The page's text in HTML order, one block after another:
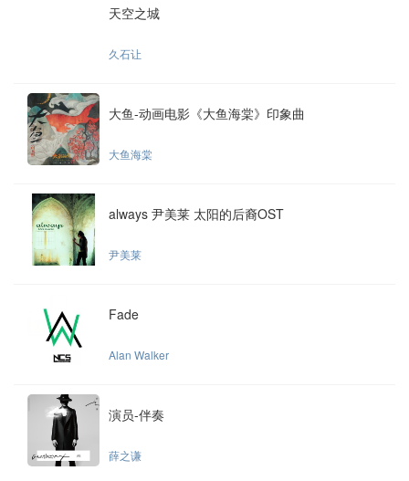
天空之城
久石让
大鱼-动画电影《大鱼海棠》印象曲
大鱼海棠
always 尹美莱 太阳的后裔OST
尹美莱
Fade
Alan Walker
演员-伴奏
薛之谦